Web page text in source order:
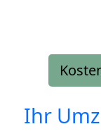
Ihr